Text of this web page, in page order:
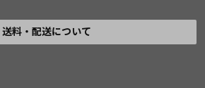
送料・配送について